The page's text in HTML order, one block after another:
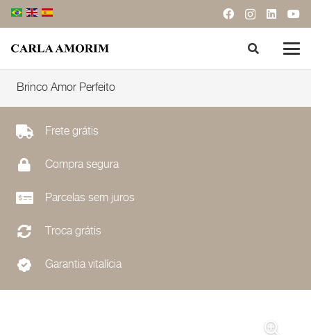
Brinco Amor Perfeito
Frete grátis
Compra segura
Parcelas sem juros
Troca grátis
Garantia vitalícia